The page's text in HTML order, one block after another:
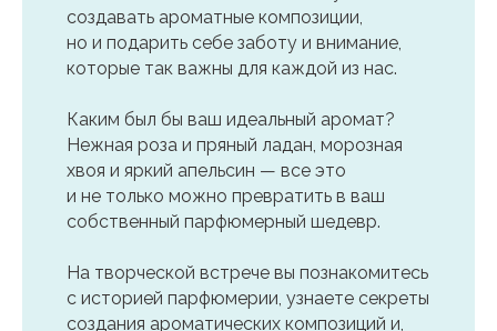
создавать ароматные композиции,
но и подарить себе заботу и внимание,
которые так важны для каждой из нас.
Каким был бы ваш идеальный аромат?
Нежная роза и пряный ладан, морозная
хвоя и яркий апельсин — все это
и не только можно превратить в ваш
собственный парфюмерный шедевр.
На творческой встрече вы познакомитесь
с историей парфюмерии, узнаете секреты
создания ароматических композиций и,